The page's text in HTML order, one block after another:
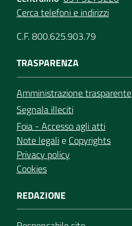
Cerca telefoni e indirizzi
C.F. 800.625.903.79
TRASPARENZA
Amministrazione trasparente
Segnala illeciti
Foia - Accesso agli atti
Note legalie Copyrights
Privacy policy
Cookies
REDAZIONE